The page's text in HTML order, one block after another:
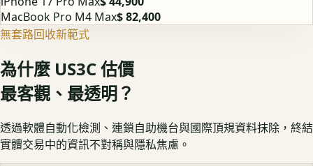
MacBook Pro M4 Max$ 82,400
無套路回收新範式
為什麼 US3C 估價
最客觀、最透明？
透過軟體自動化檢測、連鎖自助機台與國際頂規資料抹除，終結
實體交易中的資訊不對稱與隱私焦慮。